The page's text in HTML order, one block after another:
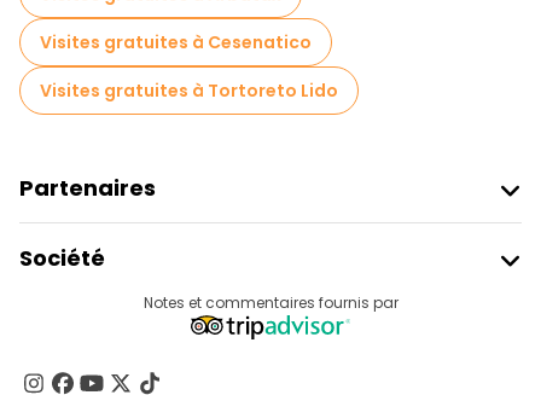
Visites gratuites à Cesenatico
Visites gratuites à Tortoreto Lido
Partenaires
Connexion Du Fournisseur
Programme D’affiliation
Société
Contactez-Nous
Notes et commentaires fournis par